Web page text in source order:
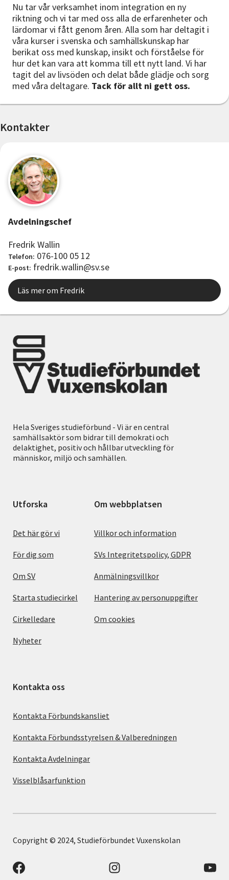
Nu tar vår verksamhet inom integration en ny
riktning och vi tar med oss alla de erfarenheter och
lärdomar vi fått genom åren. Alla som har deltagit i
våra kurser i svenska och samhällskunskap har
berikat oss med kunskap, insikt och förståelse för
hur det kan vara att komma till ett nytt land. Vi har
tagit del av livsöden och delat både glädje och sorg
med våra deltagare. Tack för allt ni gett oss.
Kontakter
Avdelningschef
Fredrik Wallin
Telefon: 076-100 05 12
E-post: fredrik.wallin@sv.se
Läs mer om Fredrik
Hela Sveriges studieförbund - Vi är en central
samhällsaktör som bidrar till demokrati och
delaktighet, positiv och hållbar utveckling för
människor, miljö och samhällen.
Utforska
Det här gör vi
För dig som
Om SV
Starta studiecirkel
Cirkelledare
Nyheter
Om webbplatsen
Villkor och information
SVs Integritetspolicy, GDPR
Anmälningsvillkor
Hantering av personuppgifter
Om cookies
Kontakta oss
Kontakta Förbundskansliet
Kontakta Förbundsstyrelsen & Valberedningen
Kontakta Avdelningar
Visselblåsarfunktion
Copyright © 2024, Studieförbundet Vuxenskolan